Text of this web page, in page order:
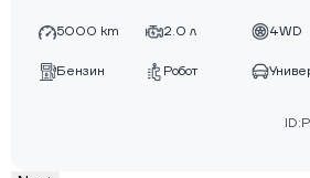
5000 km 2.0 л 4WD
Бензин Робот